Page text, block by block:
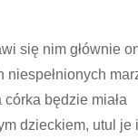
się nim głównie
będzie miała
dzieckiem, utul je i